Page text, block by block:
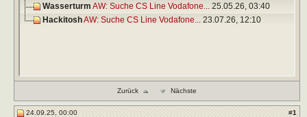
Wasserturm AW: Suche CS Line Vodafone... 25.05.26, 03:40
HackitoshAW: Suche CS Line Vodafone... 23.07.26, 12:10
Zurück Nächste
24.09.25, 00:00 #1